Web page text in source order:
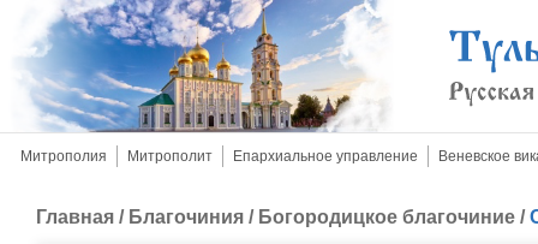
Митрополия Митрополит Епархиальное управление Веневское
Главная / Благочиния / Богородицкое благочиние /